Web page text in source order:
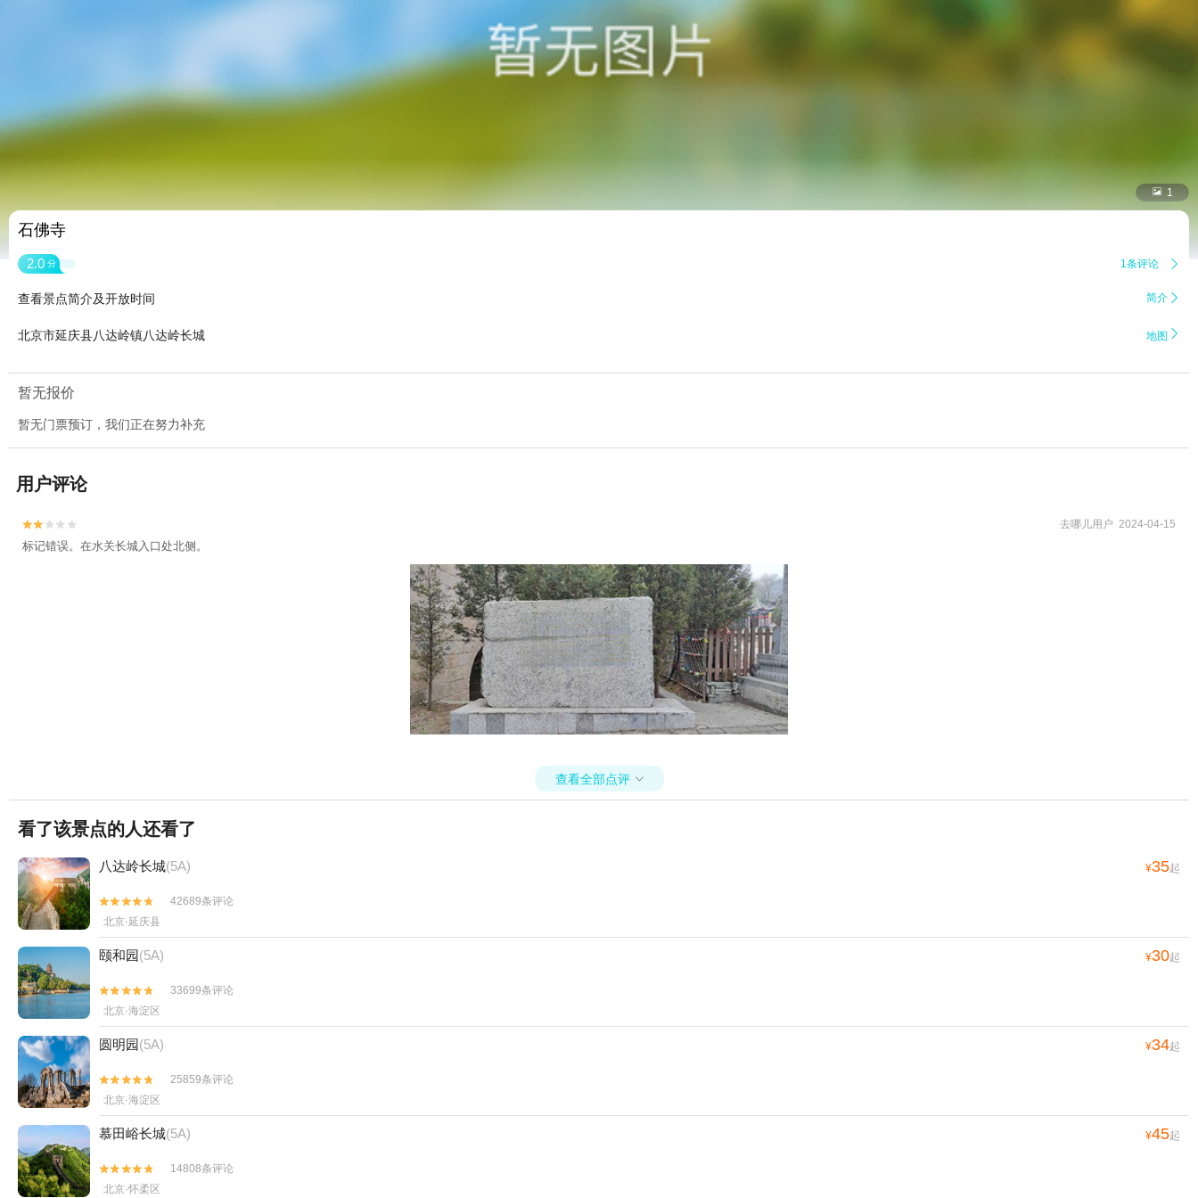
 1
石佛寺
2.0 分 1条评论 
查看景点简介及开放时间 简介 
北京市延庆县八达岭镇八达岭长城 地图 
暂无报价
暂无门票预订，我们正在努力补充
用户评论

 去哪儿用户 2024-04-15
标记错误。在水关长城入口处北侧。
查看全部点评 
看了该景点的人还看了
八达岭长城(5A) ¥35起


42689条评论
北京·延庆县
颐和园(5A) ¥30起


33699条评论
北京·海淀区
圆明园(5A) ¥34起


25859条评论
北京·海淀区
慕田峪长城(5A) ¥45起


14808条评论
北京·怀柔区